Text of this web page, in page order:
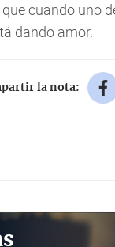
cuando uno
dando amor.
la nota: